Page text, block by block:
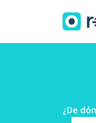
¿De